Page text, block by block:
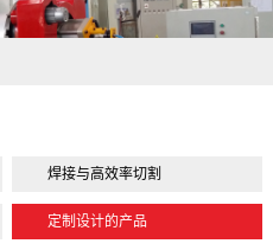
焊接与高效率切割
定制设计的产品